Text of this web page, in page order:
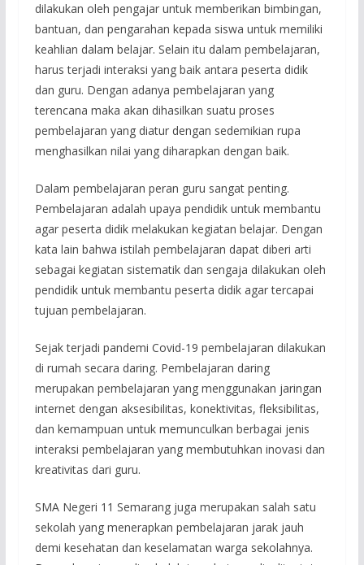
dilakukan oleh pengajar untuk memberikan bimbingan,
bantuan, dan pengarahan kepada siswa untuk memiliki
keahlian dalam belajar. Selain itu dalam pembelajaran,
harus terjadi interaksi yang baik antara peserta didik
dan guru. Dengan adanya pembelajaran yang
terencana maka akan dihasilkan suatu proses
pembelajaran yang diatur dengan sedemikian rupa
menghasilkan nilai yang diharapkan dengan baik.
Dalam pembelajaran peran guru sangat penting.
Pembelajaran adalah upaya pendidik untuk membantu
agar peserta didik melakukan kegiatan belajar. Dengan
kata lain bahwa istilah pembelajaran dapat diberi arti
sebagai kegiatan sistematik dan sengaja dilakukan oleh
pendidik untuk membantu peserta didik agar tercapai
tujuan pembelajaran.
Sejak terjadi pandemi Covid-19 pembelajaran dilakukan
di rumah secara daring. Pembelajaran daring
merupakan pembelajaran yang menggunakan jaringan
internet dengan aksesibilitas, konektivitas, fleksibilitas,
dan kemampuan untuk memunculkan berbagai jenis
interaksi pembelajaran yang membutuhkan inovasi dan
kreativitas dari guru.
SMA Negeri 11 Semarang juga merupakan salah satu
sekolah yang menerapkan pembelajaran jarak jauh
demi kesehatan dan keselamatan warga sekolahnya.